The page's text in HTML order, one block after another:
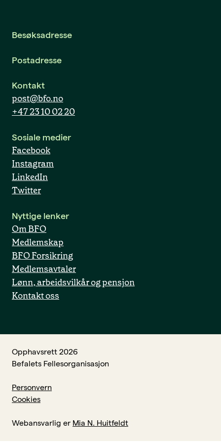
Besøksadresse
Postadresse
Kontakt
post@bfo.no
+47 23 10 02 20
Sosiale medier
Facebook
Instagram
LinkedIn
Twitter
Nyttige lenker
Om BFO
Medlemskap
BFO Forsikring
Medlemsavtaler
Lønn, arbeidsvilkår og pensjon
Kontakt oss
Opphavsrett 2026
Befalets Fellesorganisasjon
Personvern
Cookies
Webansvarlig er Mia N. Huitfeldt